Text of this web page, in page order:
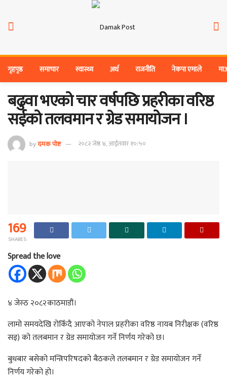
गृहपृष्ठ समाचार स्वास्थ्य अर्थ राजनीति नेकपा एमाले
बढुवा भएको चार वर्षपछि प्रहरीका वरिष्ठ
सईको तलवमान र ग्रेड समायोजन ।
byदमक पोष्ट २०८२ जेष्ठ ४, आईतवार १०:५०
169
SHARES
Spread the love
४ जेस्ठ २०८२काठमाडौं।
लामो समयदेखि रोकिँदै आएको नेपाल प्रहरीका वरिष्ठ नायब निरीक्षक (वरिष्ठ
सइ) को तलबमान र ग्रेड समायोजन गर्ने निर्णय गरेको छ।
बुधबार बसेको मन्त्रिपरिषदको बैठकले तलबमान र ग्रेड समायोजन गर्ने
निर्णय गरेको हो।